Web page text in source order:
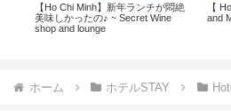
【Ho Chi Minh】新年ランチが悶絶
美味しかったの♪ ~ Secret Wine
shop and lounge
【
and
ホーム ホテルSTAY